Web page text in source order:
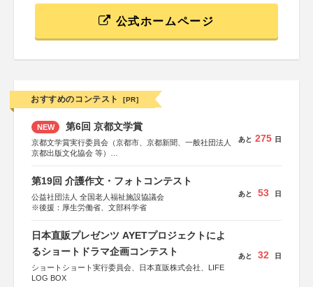
公式ホームページ
おすすめのコンテスト [PR]
NEW 第6回 京都文学賞
京都文学賞実行委員会（京都市、京都新聞、一般社団法人
京都出版文化協会 等）
集英社、小学館、祥伝社、新潮社、淡交社、ちいさいミシ
マ社、徳間書店、早川書房、PHP研究所、双葉社、文藝春
秋、ポプラ社、毎日新聞出版
あと 275 日
第19回 介護作文・フォトコンテスト
公益社団法人 全国老人福祉施設協議会
※後援：厚生労働省、文部科学省
あと 53 日
日本直販プレゼンツ AYETプロジェクトによ
るショートドラマ企画コンテスト
ショートショート実行委員会、日本直販株式会社、LIFE
LOG BOX
あと 32 日